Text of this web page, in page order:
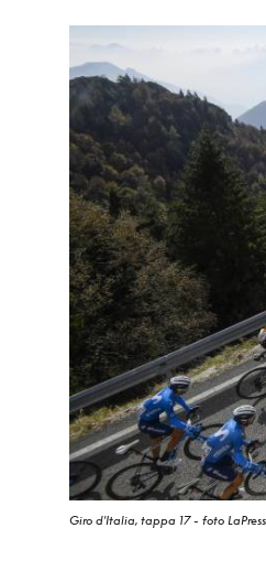
Giro d'Italia, tappa 17 - foto